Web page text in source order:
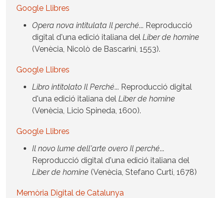
Google Llibres
Opera nova intitulata Il perché... Reproducció
digital d'una edició italiana delLiber de homine
(Venècia, Nicolò de Bascarini, 1553).
Google Llibres
Libro intitolato Il Perché... Reproducció digital
d'una edició italiana delLiber de homine
(Venècia, Licio Spineda, 1600).
Google Llibres
Il novo lume dell'arte overo Il perché...
Reproducció digital d'una edició italiana del
Liber de homine (Venècia, Stefano Curti, 1678)
Memòria Digital de Catalunya